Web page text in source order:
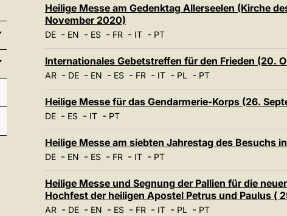
Heilige Messe am Gedenktag Allerseelen (Kirche
November 2020)
DE- EN - ES- FR- IT- PT
Internationales Gebetstreffen für den Frieden (20.
AR- DE- EN - ES- FR- IT- PL- PT
Heilige Messe für das Gendarmerie-Korps (26.
DE- ES- IT- PT
Heilige Messe am siebten Jahrestag des Besuchs
DE- EN - ES- FR- IT- PT
Heilige Messe und Segnung der Pallien für die
Hochfest der heiligen Apostel Petrus und Paulus (
AR- DE- EN - ES- FR- IT- PL- PT